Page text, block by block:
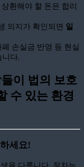
환해야 할 돈은 합리
의지가 확인되면 일
폐 손실금 반영 등 현실
니다.
이 법의 보호
수 있는 환경
세요!
을 다룹니다. 절차는